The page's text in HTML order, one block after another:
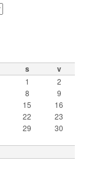
s v
1
2
8
9
15
16
22
23
29
30